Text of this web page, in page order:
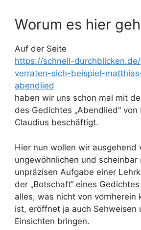
Worum es hier
Auf der Seite
https://schnell-
verraten-sich-beispiel-
abendlied
haben wir uns schon mal mit
des Gedichtes „Abendlied“ von
Claudius beschäftigt.
Hier nun wollen wir ausgehend
ungewöhnlichen und scheinbar
unpräzisen Aufgabe einer
der „Botschaft“ eines
alles, was nicht von vornherein
ist, eröffnet ja auch Sehweisen
Einsichten bringen.